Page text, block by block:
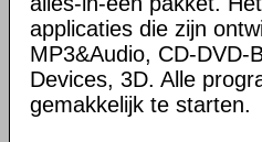
applicaties die zijn
MP3&Audio, CD-DVD-
Devices, 3D. Alle
gemakkelijk te starten.